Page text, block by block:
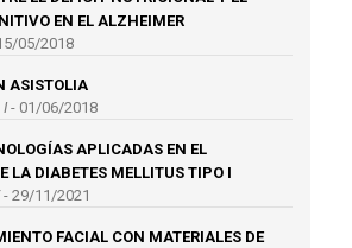
EN EL ALZHEIMER
05/2018
ASISTOLIA
I - 01/06/2018
APLICADAS EN EL
LA DIABETES MELLITUS TIPO I
- 29/11/2021
FACIAL CON MATERIALES DE